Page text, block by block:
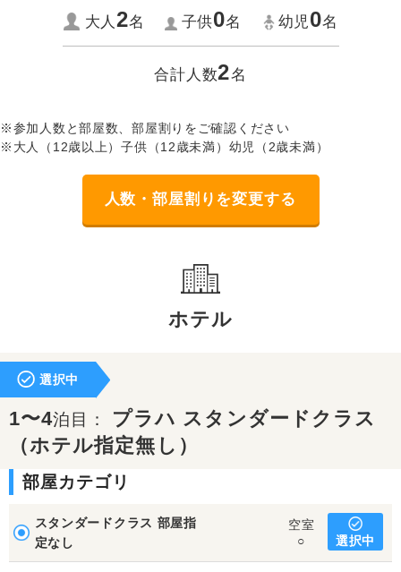
大人2名 子供0名 幼児0名
合計人数2名
※参加人数と部屋数、部屋割りをご確認ください
※大人（12歳以上）子供（12歳未満）幼児（2歳未満）
人数・部屋割りを変更する
ホテル
選択中
1〜4泊目： プラハ スタンダードクラス
（ホテル指定無し）
部屋カテゴリ
スタンダードクラス 部屋指
定なし
空室
○
選択中